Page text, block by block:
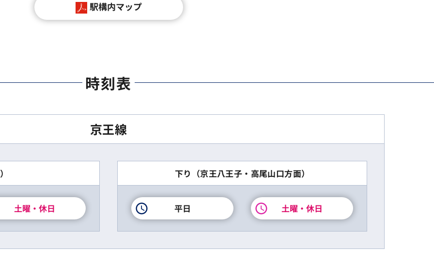
駅構内マップ
時刻表
京王線
土曜・休日
下り（京王八王子・高尾山口方面）
平日 土曜・休日